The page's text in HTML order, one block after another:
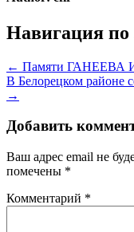
Навигация по
← Памяти ГАНЕЕВА
В Белорецком районе
→
Добавить
Ваш адрес email не
помечены *
Комментарий *